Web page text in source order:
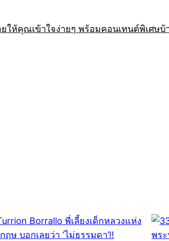
ห้คุณเข้าใจง่ายๆ พร้อมคอนเทนต์พิเศษบ้า